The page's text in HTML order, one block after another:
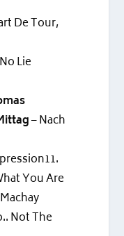
De Tour,
Lie
– Nach
You Are
Not The